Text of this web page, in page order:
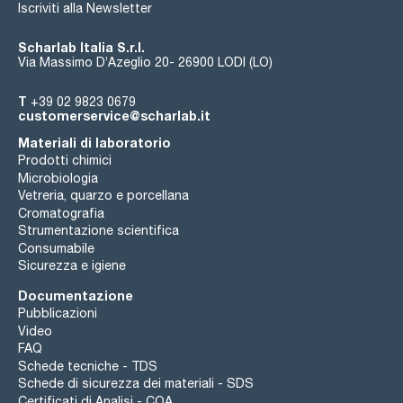
riscaldamento globale;
standard ambientali globali;
- Il sistema di inibizione della crescita biologica con luce
ultravioletta elimina la necessità di alghicidi;
funzionalità del refrigeratore con le sue condizioni operative
il giorno della sua costruzione per ridurre al minimo i tempi di
- Accesso frontale al serbatoio di riempimento;
- Valvola di regolazione della pressione regolabile
esternamente accessibile;
- Connettività: RS232, USB, USB TMC, contatto secco
on/off/status;
- Dimensioni (mm): 840x560x840.
Iscriviti alla Newsletter
Scharlab Italia S.r.l.
Via Massimo D’Azeglio 20- 26900 LODI (LO)
T +39 02 9823 0679
customerservice@scharlab.it
Materiali di laboratorio
Prodotti chimici
Microbiologia
Vetreria, quarzo e porcellana
Cromatografia
Strumentazione scientifica
Consumabile
Sicurezza e igiene
Documentazione
Pubblicazioni
Video
FAQ
Schede tecniche - TDS
Schede di sicurezza dei materiali - SDS